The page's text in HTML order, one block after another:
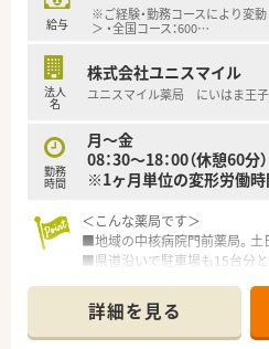
■昇給は年に1回あり賞与も
め、日頃の頑張りが目見える形
給与
※ご経験・勤務コースにより変
＞ ・全国コース：600…
法人
名
株式会社ユニスマイル
ユニスマイル薬局 にいはま王
勤務
時間
月～金
08：30～18：00（休憩60分）
※1ヶ月単位の変形労働時
＜こんな薬局です＞
■地域の中核病院門前薬局。土
■県道沿いで駐車場も15台分と
す。
■従業員10名前後が在籍して
詳細を見る